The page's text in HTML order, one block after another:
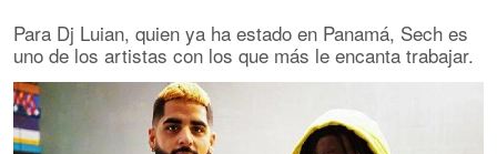
Para Dj Luian, quien ya ha estado en Panamá, Sech es
uno de los artistas con los que más le encanta trabajar.